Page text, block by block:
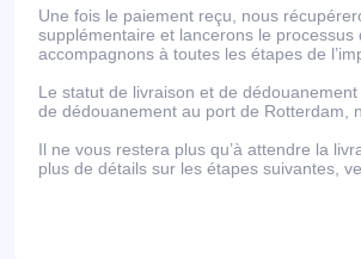
Une fois le paiement reçu, nous
supplémentaire et lancerons le
accompagnons à toutes les étapes de
Le statut de livraison et de
de dédouanement au port de Rotterdam,
Il ne vous restera plus qu’à attendre la
plus de détails sur les étapes suivantes,